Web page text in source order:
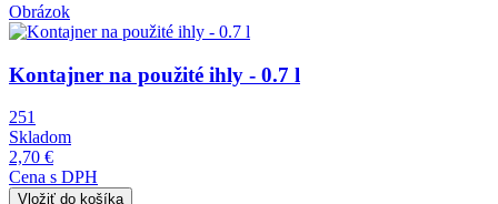
Obrázok
Kontajner na použité ihly - 0.7 l
251
Skladom
2,70 €
Cena s DPH